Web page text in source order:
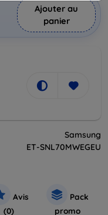
Ajouter au
panier
Samsung
ET-SNL70MWEGEU
Avis
(0)
Pack
promo